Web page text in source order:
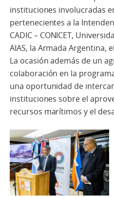
instituciones involucradas
pertenecientes a la
CADIC – CONICET,
AIAS, la Armada Argentina,
La ocasión además de un
colaboración en la
una oportunidad de
instituciones sobre el
recursos marítimos y el